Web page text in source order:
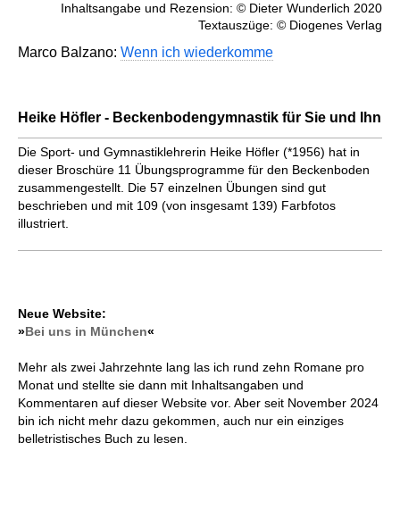
Inhaltsangabe und Rezension: © Dieter Wunderlich 2020
Textauszüge: © Diogenes Verlag
Marco Balzano: Wenn ich wiederkomme
Heike Höfler - Becken­boden­gymnastik für Sie und Ihn
Die Sport- und Gymnastiklehrerin Heike Höfler (*1956) hat in
dieser Broschüre 11 Übungsprogramme für den Beckenboden
zusammengestellt. Die 57 einzelnen Übungen sind gut
beschrieben und mit 109 (von insgesamt 139) Farbfotos
illustriert.
Neue Website:
»Bei uns in München«
Mehr als zwei Jahrzehnte lang las ich rund zehn Romane pro
Monat und stellte sie dann mit Inhaltsangaben und
Kommentaren auf dieser Website vor. Aber seit November 2024
bin ich nicht mehr dazu gekommen, auch nur ein einziges
belletristisches Buch zu lesen.